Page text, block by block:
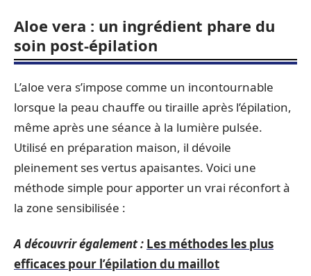
Aloe vera : un ingrédient phare du
soin post-épilation
L’aloe vera s’impose comme un incontournable
lorsque la peau chauffe ou tiraille après l’épilation,
même après une séance à la lumière pulsée.
Utilisé en préparation maison, il dévoile
pleinement ses vertus apaisantes. Voici une
méthode simple pour apporter un vrai réconfort à
la zone sensibilisée :
A découvrir également : Les méthodes les plus
efficaces pour l’épilation du maillot